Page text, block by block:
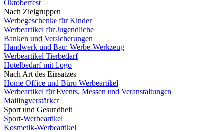
Oktoberfest
Nach Zielgruppen
Werbegeschenke für Kinder
Werbeartikel für Jugendliche
Banken und Versicherungen
Handwerk und Bau: Werbe-Werkzeug
Werbeartikel Tierbedarf
Hotelbedarf mit Logo
Nach Art des Einsatzes
Home Office und Büro Werbeartikel
Werbeartikel für Events, Messen und Veranstaltungen
Mailingverstärker
Sport und Gesundheit
Sport-Werbeartikel
Kosmetik-Werbeartikel